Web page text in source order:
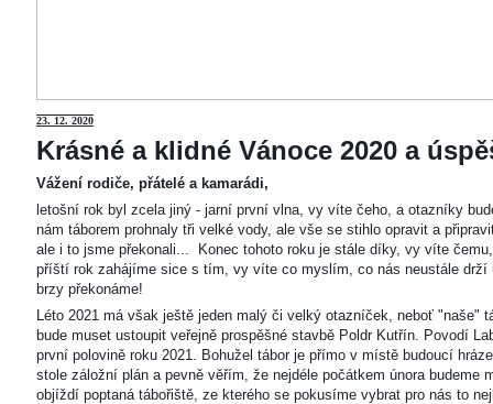
23. 12. 2020
Krásné a klidné Vánoce 2020 a
Vážení rodiče, přátelé a kamarádi,
letošní rok byl zcela jiný - jarní první vlna, vy víte čeho, a otazníky
nám táborem prohnaly tři velké vody, ale vše se stihlo opravit a
ale i to jsme překonali... Konec tohoto roku je stále díky, vy víte
příští rok zahájíme sice s tím, vy víte co myslím, co nás neustále
brzy překonáme!
Léto 2021 má však ještě jeden malý či velký otazníček, neboť "naše"
bude muset ustoupit veřejně prospěšné stavbě Poldr Kutřín. Povodí
první polovině roku 2021. Bohužel tábor je přímo v místě budoucí
stole záložní plán a pevně věřím, že nejdéle počátkem února
objíždí poptaná tábořiště, ze kterého se pokusíme vybrat pro nás to